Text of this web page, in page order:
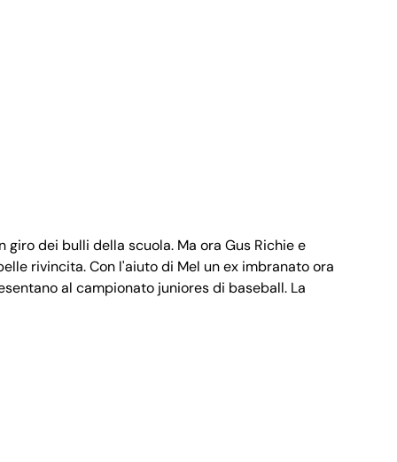
dei bulli della scuola. Ma ora Gus Richie e
rivincita. Con l'aiuto di Mel un ex imbranato ora
al campionato juniores di baseball. La